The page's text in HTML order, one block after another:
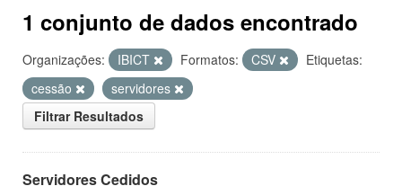
1 conjunto de dados encontrado
Organizações: IBICT Formatos: CSV
Etiquetas:
cessão
servidores
Filtrar Resultados
Servidores Cedidos